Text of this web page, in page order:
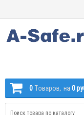
0 Tоваров, на 0